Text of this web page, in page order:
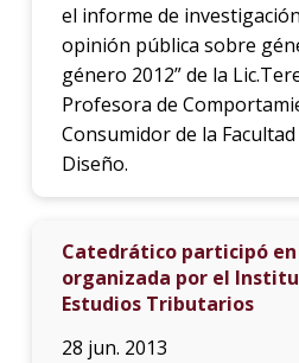
el informe de
opinión pública sobre
género 2012” de la
Profesora de
Consumidor de la
Diseño.
Catedrático participó
organizada por el
Estudios Tributarios
28 jun. 2013